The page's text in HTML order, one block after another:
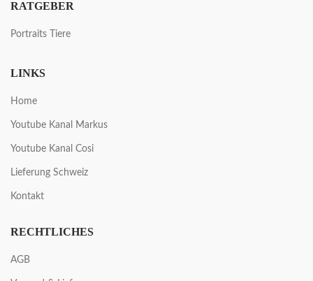
RATGEBER
Portraits Tiere
LINKS
Home
Youtube Kanal Markus
Youtube Kanal Cosi
Lieferung Schweiz
Kontakt
RECHTLICHES
AGB